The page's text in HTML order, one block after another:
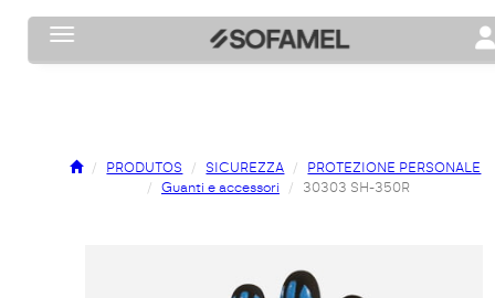
Toggle navigation
PRODUTOS SICUREZZA
PROTEZIONE PERSONALE
Guanti e accessori
30303 SH-350R